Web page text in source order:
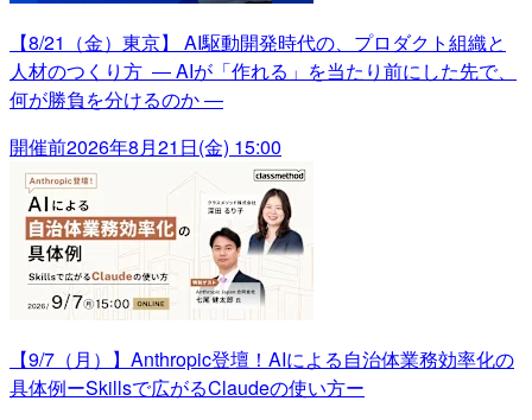
【8/21（金）東京】 AI駆動開発時代の、プロダクト組織と
人材のつくり方 ― AIが「作れる」を当たり前にした先で、
何が勝負を分けるのか ―
開催前2026年8月21日(金) 15:00
【9/7（月）】Anthropic登壇！AIによる自治体業務効率化の
具体例ーSkillsで広がるClaudeの使い方ー